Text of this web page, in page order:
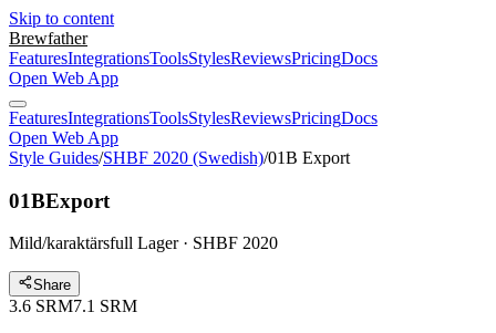
Skip to content
Brewfather
FeaturesIntegrationsToolsStylesReviewsPricingDocs
Open Web App
FeaturesIntegrationsToolsStylesReviewsPricingDocs
Open Web App
Style Guides/SHBF 2020 (Swedish)/01B Export
01BExport
Mild/karaktärsfull Lager · SHBF 2020
Share
3.6 SRM7.1 SRM